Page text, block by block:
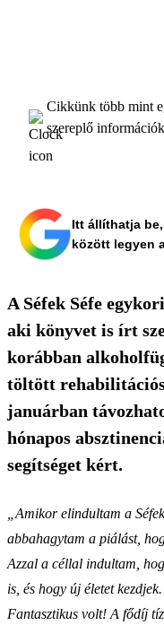
Cikkünk több mint
szereplő
Itt állíthatja
között legyen
A Séfek Séfe
aki könyvet is írt
korábban
töltött
januárban
hónapos
segítséget kért.
„Amikor elindultam a
abbahagytam a piálást,
Azzal a céllal indultam,
is, és hogy új életet
Fantasztikus volt! A fődíj